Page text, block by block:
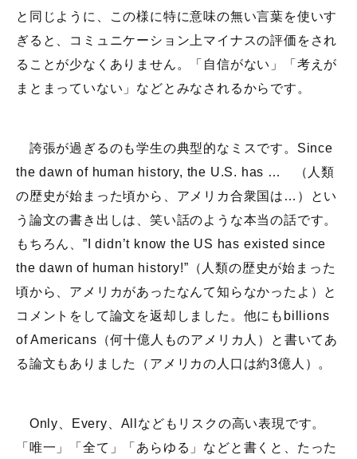
と同じように、この様に特に意味の無い言葉を使いす
ぎると、コミュニケーション上マイナスの評価をされ
ることが少なくありません。「自信がない」「考えが
まとまっていない」などとみなされるからです。
誇張が過ぎるのも学生の典型的なミスです。Since
the dawn of human history, the U.S. has … （人類
の歴史が始まった頃から、アメリカ合衆国は…）とい
う論文の書き出しは、笑い話のような本当の話です。
もちろん、”I didn’t know the US has existed since
the dawn of human history!”（人類の歴史が始まった
頃から、アメリカがあったなんて知らなかったよ）と
コメントをして論文を返却しました。他にもbillions
of Americans（何十億人ものアメリカ人）と書いてあ
る論文もありました（アメリカの人口は約3億人）。
Only、Every、Allなどもリスクの高い表現です。
「唯一」「全て」「あらゆる」などと書くと、たった